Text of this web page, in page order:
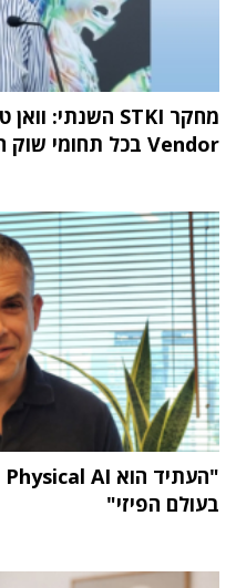
Vendor בכל תחומי שוק ה-IT
בעולם הפיזי"